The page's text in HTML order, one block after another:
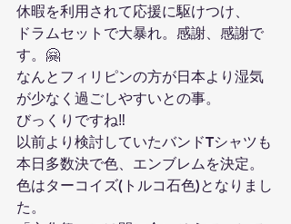
休暇を利用されて応援に駆けつけ、
ドラムセットで大暴れ。感謝、感謝で
す。🤗
なんとフィリピンの方が日本より湿気
が少なく過ごしやすいとの事。
びっくりですね‼️
以前より検討していたバンドTシャツも
本日多数決で色、エンブレムを決定。
色はターコイズ(トルコ石色)となりまし
た。